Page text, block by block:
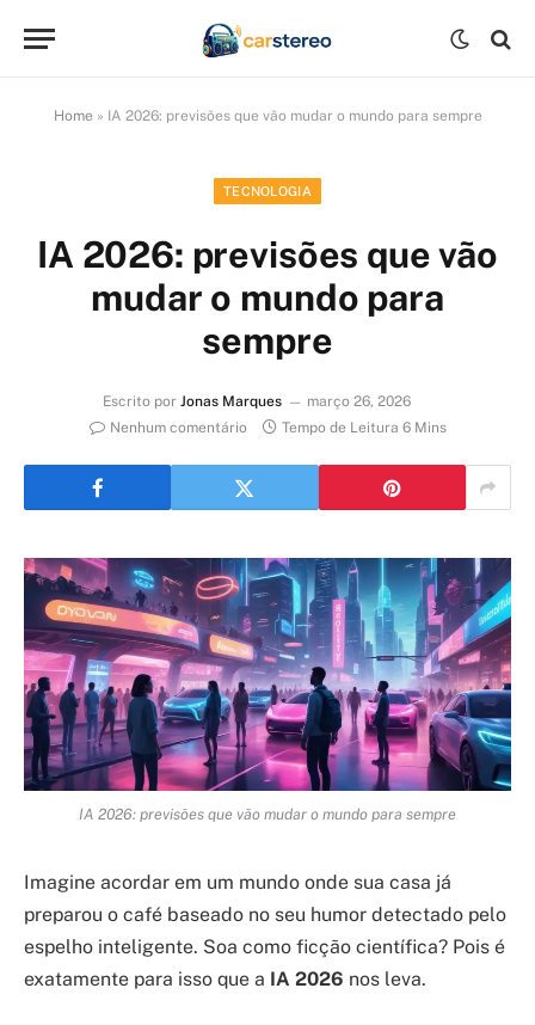
Home » IA 2026: previsões que vão mudar o mundo para sempre
TECNOLOGIA
IA 2026: previsões que vão
mudar o mundo para
sempre
Escrito por Jonas Marques
março 26, 2026
Nenhum comentário
Tempo de Leitura 6 Mins
IA 2026: previsões que vão mudar o mundo para sempre
Imagine acordar em um mundo onde sua casa já
preparou o café baseado no seu humor detectado pelo
espelho inteligente. Soa como ficção científica? Pois é
exatamente para isso que a IA 2026 nos leva.